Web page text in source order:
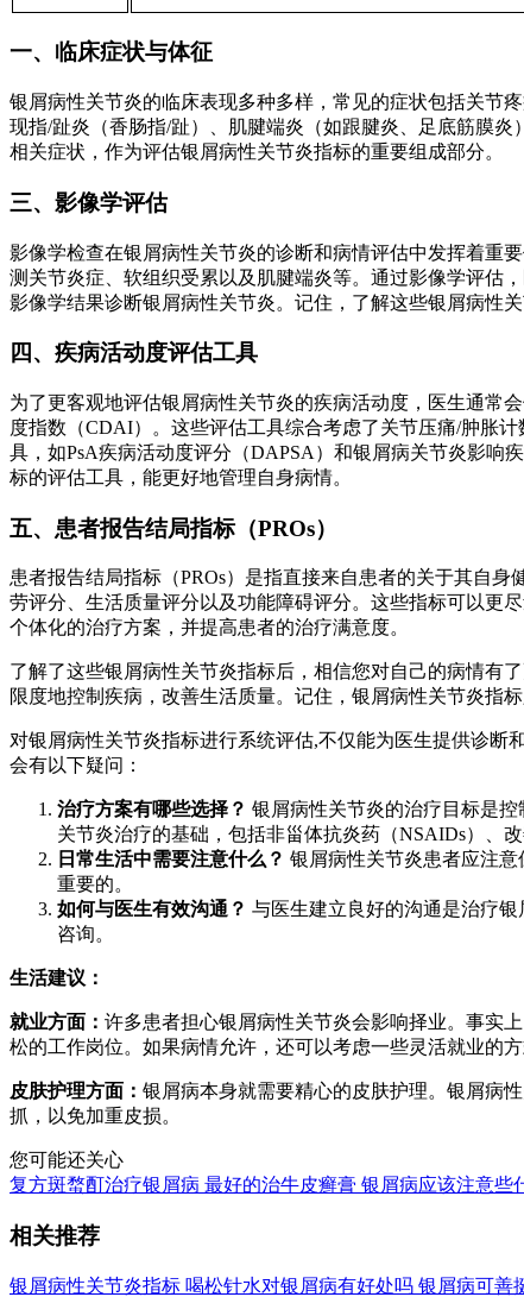
一、临床症状与体征
银屑病性关节炎的临床表现多种多样，常见的症状包括关节
现指/趾炎（香肠指/趾）、肌腱端炎（如跟腱炎、足底筋膜
相关症状，作为评估银屑病性关节炎指标的重要组成部分。
三、影像学评估
影像学检查在银屑病性关节炎的诊断和病情评估中发挥着重
测关节炎症、软组织受累以及肌腱端炎等。通过影像学评估
影像学结果诊断银屑病性关节炎。记住，了解这些银屑病性
四、疾病活动度评估工具
为了更客观地评估银屑病性关节炎的疾病活动度，医生通常
度指数（CDAI）。这些评估工具综合考虑了关节压痛/肿胀
具，如PsA疾病活动度评分（DAPSA）和银屑病关节炎影响
标的评估工具，能更好地管理自身病情。
五、患者报告结局指标（PROs）
患者报告结局指标（PROs）是指直接来自患者的关于其自
劳评分、生活质量评分以及功能障碍评分。这些指标可以更
个体化的治疗方案，并提高患者的治疗满意度。
了解了这些银屑病性关节炎指标后，相信您对自己的病情有
限度地控制疾病，改善生活质量。记住，银屑病性关节炎指
对银屑病性关节炎指标进行系统评估,不仅能为医生提供诊
会有以下疑问：
治疗方案有哪些选择？ 银屑病性关节炎的治疗目标是
关节炎治疗的基础，包括非甾体抗炎药（NSAIDs）、
日常生活中需要注意什么？ 银屑病性关节炎患者应注
重要的。
如何与医生有效沟通？ 与医生建立良好的沟通是治疗
咨询。
生活建议：
就业方面： 许多患者担心银屑病性关节炎会影响择业。事实
松的工作岗位。如果病情允许，还可以考虑一些灵活就业的
皮肤护理方面： 银屑病本身就需要精心的皮肤护理。银屑病
抓，以免加重皮损。
您可能还关心
复方斑蝥酊治疗银屑病 最好的治牛皮癣膏 银屑病应该注意些
相关推荐
银屑病性关节炎指标 喝松针水对银屑病有好处吗 银屑病可善